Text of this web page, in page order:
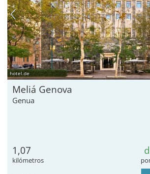
hotel.de
Meliá Genova
Genua
1,07
kilómetros